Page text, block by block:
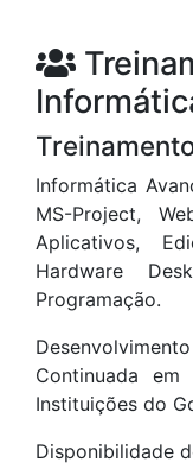
Informática
MS-Project,
Aplicativos,
Hardware
Programação.
Continuada em
Instituições do
Disponibilidade